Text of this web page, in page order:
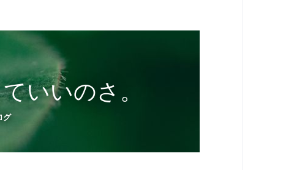
いいのさ。
グ